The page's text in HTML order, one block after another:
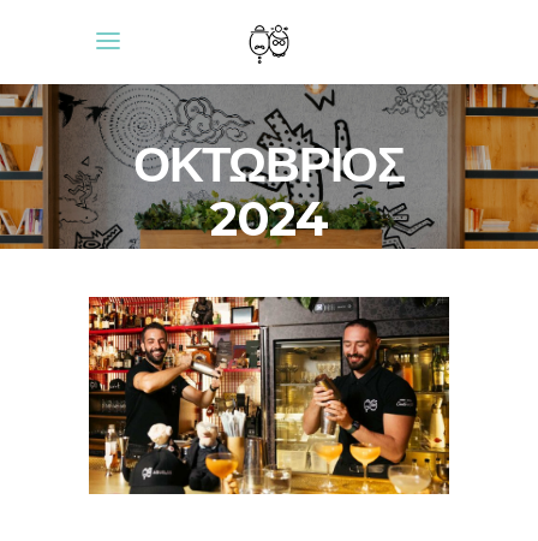
ΟΚΤΏΒΡΙΟΣ
2024